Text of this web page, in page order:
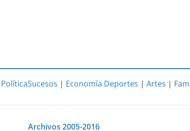
PolíticaSucesos | Economía Deportes | Artes |
Archivos 2005-2016